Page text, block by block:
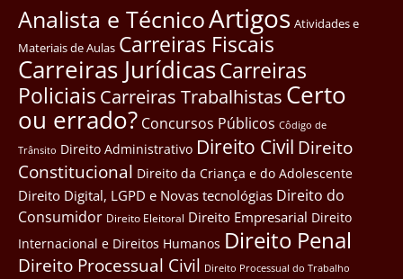
Analista e TécnicoArtigos Atividades e
Materiais de Aulas Carreiras Fiscais
Carreiras JurídicasCarreiras
Policiais Carreiras Trabalhistas Certo
ou errado? Concursos Públicos Côdigo de
Trânsito Direito Administrativo Direito Civil Direito
Constitucional Direito da Criança e do Adolescente
Direito Digital, LGPD e Novas tecnológias Direito do
Consumidor Direito Eleitoral Direito Empresarial Direito
Internacional e Direitos Humanos Direito Penal
Direito Processual Civil Direito Processual do Trabalho